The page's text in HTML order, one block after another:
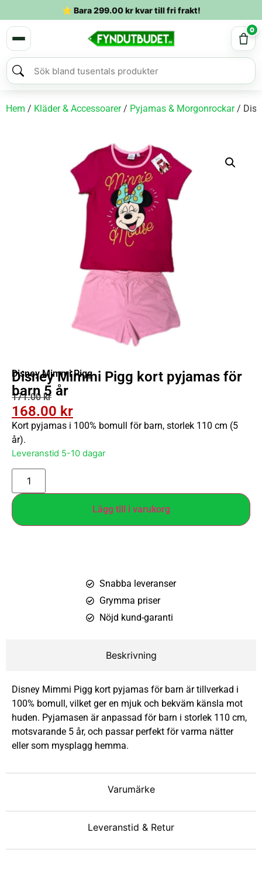
⭐ Bara299.00krkvar till fri frakt!
0
Hem / Kläder & Accessoarer/ Pyjamas & Morgonrockar/
Disney Mimmi Pigg
Disney Mimmi Pigg kort pyjamas för
barn 5 år
171.00kr
168.00 kr
Kort pyjamas i 100% bomull för barn, storlek 110 cm (5
år).
Leveranstid 5-10 dagar
Lägg till i varukorg
Snabba leveranser
Grymma priser
Nöjd kund-garanti
Beskrivning
Varumärke
Leveranstid & Retur
Disney Mimmi Pigg kort pyjamas för barn är tillverkad i
100% bomull, vilket ger en mjuk och bekväm känsla mot
huden. Pyjamasen är anpassad för barn i storlek 110 cm,
motsvarande 5 år, och passar perfekt för varma nätter
eller som mysplagg hemma.